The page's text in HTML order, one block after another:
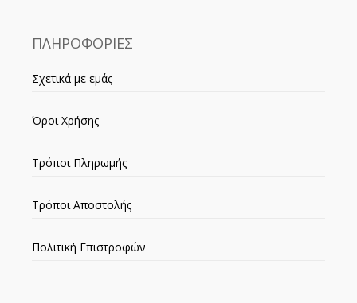
ΠΛΗΡΟΦΟΡΙΕΣ
Σχετικά με εμάς
Όροι Χρήσης
Τρόποι Πληρωμής
Τρόποι Αποστολής
Πολιτική Επιστροφών